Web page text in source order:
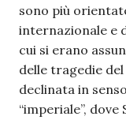
sono più
internazionale e
cui si erano
delle tragedie
declinata in
“imperiale”,